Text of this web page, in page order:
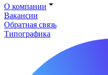
О компании
Вакансии
Обратная связь
Типографика